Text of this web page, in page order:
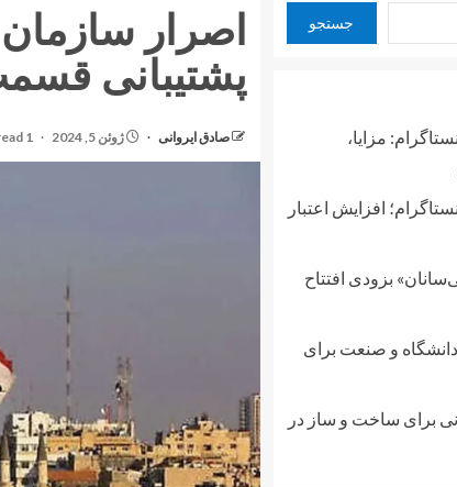
اصرار
پشتیبانی
صادق ایروانی ژوئن 5, 2024 1 min read
جستجو
مزایا،
افزایش اعتبار
بزودی افتتاح
دانشگاه و صنعت برای
برای ساخت و ساز در